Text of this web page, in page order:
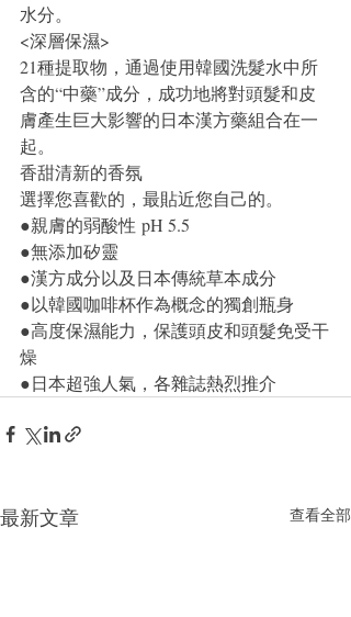
水分。
<深層保濕>
21種提取物，通過使用韓國洗髮水中所
含的“中藥”成分，成功地將對頭髮和皮
膚產生巨大影響的日本漢方藥組合在一
起。
香甜清新的香氛
選擇您喜歡的，最貼近您自己的。
●親膚的弱酸性 pH 5.5
●無添加矽靈
●漢方成分以及日本傳統草本成分
●以韓國咖啡杯作為概念的獨創瓶身
●高度保濕能力，保護頭皮和頭髮免受干
燥
●日本超強人氣，各雜誌熱烈推介
最新文章 查看全部